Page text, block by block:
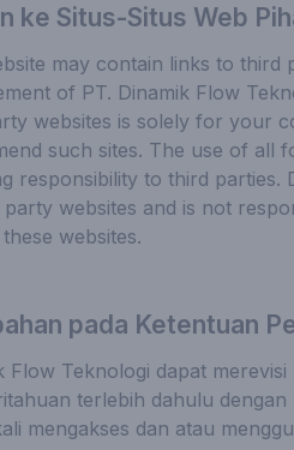
ke Situs-Situs Web
may contain links to
of PT. Dinamik Flow
websites is solely for your
such sites. The use of all
responsibility to third
websites and is not
websites.
pada Ketentuan
Flow Teknologi dapat
terlebih dahulu
mengakses dan atau